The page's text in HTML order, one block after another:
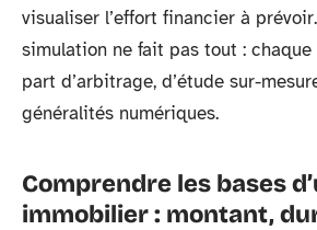
visualiser l’effort financier à
simulation ne fait pas tout :
part d’arbitrage, d’étude sur-
généralités numériques.
Comprendre les bases
immobilier : montant,